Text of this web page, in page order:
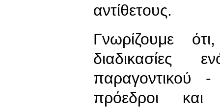
αντίθετους.
Γνωρίζουμε
διαδικασίες
παραγοντικού -
πρόεδροι και